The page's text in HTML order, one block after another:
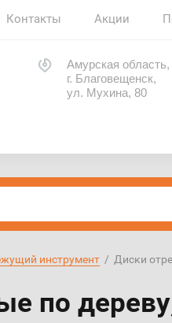
Контакты Акции
Амурская область,
г. Благовещенск,
ул. Мухина, 80
инструмент
/  Диски
по